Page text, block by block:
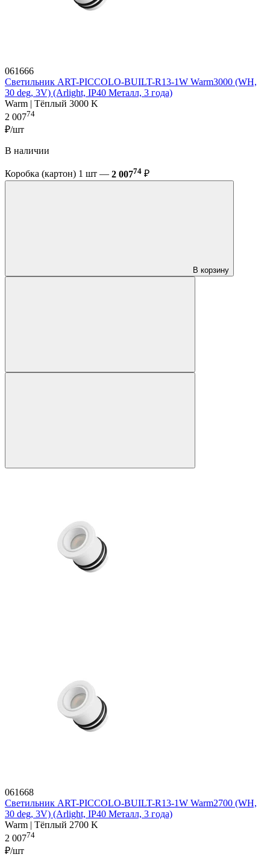
061666
Светильник ART-PICCOLO-BUILT-R13-1W Warm3000 (WH,
30 deg, 3V) (Arlight, IP40 Металл, 3 года)
Warm | Тёплый 3000 K
2 00774
₽/шт
В наличии
Коробка (картон) 1 шт — 2 00774 ₽
В корзину
061668
Светильник ART-PICCOLO-BUILT-R13-1W Warm2700 (WH,
30 deg, 3V) (Arlight, IP40 Металл, 3 года)
Warm | Тёплый 2700 K
2 00774
₽/шт